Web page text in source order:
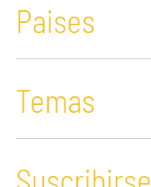
Paises
Temas